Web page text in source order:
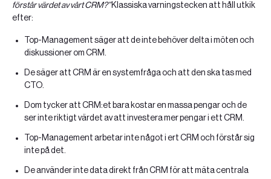
förstår värdet av vårt CRM?”Klassiska varningstecken att håll utkik
efter:
Top-Management säger att de inte behöver delta i möten och
diskussioner om CRM.
De säger att CRM är en systemfråga och att den ska tas med
CTO.
Dom tycker att CRM:et bara kostar en massa pengar och de
ser inte riktigt värdet av att investera mer pengar i ett CRM.
Top-Management arbetar inte något i ert CRM och förstår sig
inte på det.
De använder inte data direkt från CRM för att mäta centrala